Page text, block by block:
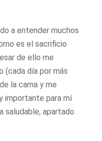
a entender muchos
es el sacrificio
de ello me
(cada día por más
la cama y me
importante para mí
saludable, apartado